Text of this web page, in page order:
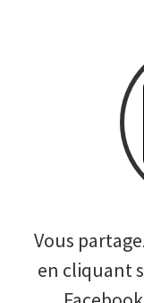
Vous
en cliquant